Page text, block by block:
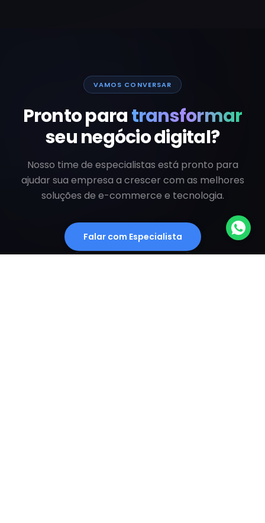
VAMOS CONVERSAR
Pronto paratransformar
seu negócio digital?
Nosso time de especialistas está pronto para
ajudar sua empresa a crescer com as melhores
soluções de e-commerce e tecnologia.
Falar com Especialista